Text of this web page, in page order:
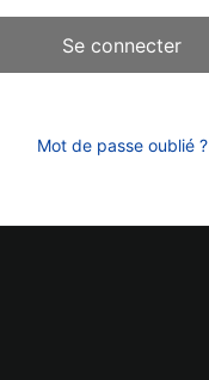
Mot de passe oublié ?